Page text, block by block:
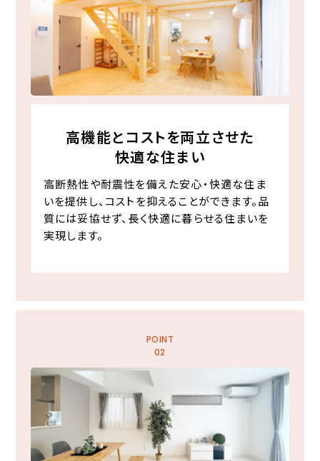
高機能とコストを両立させた
快適な住まい
高断熱性や耐震性を備えた安心・快適な住ま
いを提供し、コストを抑えることができます。品
質には妥協せず、長く快適に暮らせる住まいを
実現します。
POINT
02